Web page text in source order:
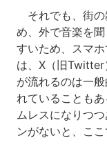
それでも、街の
め、外で音楽を
すいため、スマ
は、X（旧
が流れるのは一
れていることも
ムレスになりつ
ンがないと、こ